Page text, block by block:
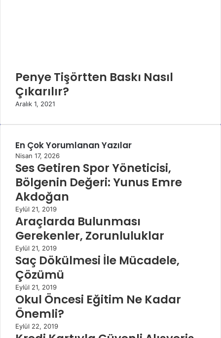
Penye Tişörtten Baskı Nasıl
Çıkarılır?
Aralık 1, 2021
En Çok Yorumlanan Yazılar
Nisan 17, 2026
Ses Getiren Spor Yöneticisi,
Bölgenin Değeri: Yunus Emre
Akdoğan
Eylül 21, 2019
Araçlarda Bulunması
Gerekenler, Zorunluluklar
Eylül 21, 2019
Saç Dökülmesi İle Mücadele,
Çözümü
Eylül 21, 2019
Okul Öncesi Eğitim Ne Kadar
Önemli?
Eylül 22, 2019